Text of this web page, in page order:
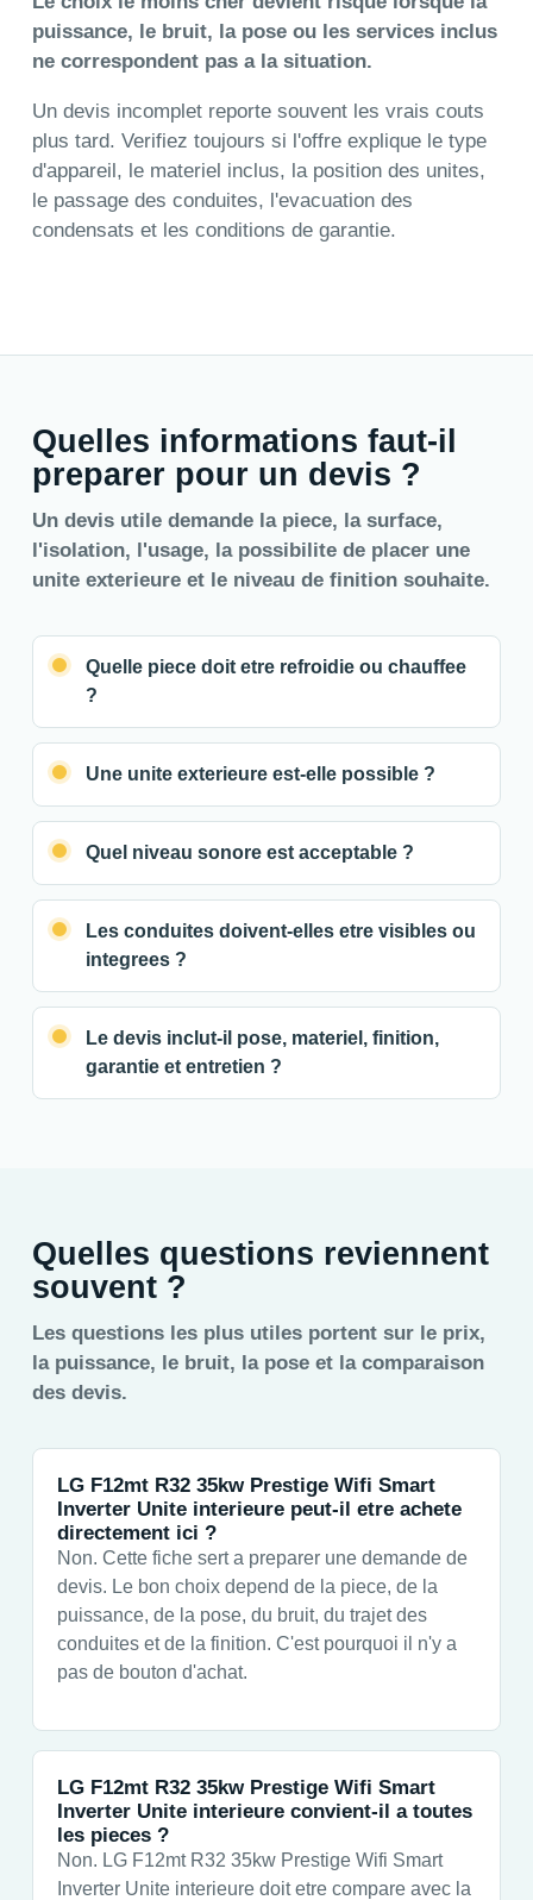
puissance, le bruit, la pose ou les services inclus
ne correspondent pas a la situation.
Un devis incomplet reporte souvent les vrais couts
plus tard. Verifiez toujours si l'offre explique le type
d'appareil, le materiel inclus, la position des unites,
le passage des conduites, l'evacuation des
condensats et les conditions de garantie.
Quelles informations faut-il
preparer pour un devis ?
Un devis utile demande la piece, la surface,
l'isolation, l'usage, la possibilite de placer une
unite exterieure et le niveau de finition souhaite.
Quelle piece doit etre refroidie ou chauffee
?
Une unite exterieure est-elle possible ?
Quel niveau sonore est acceptable ?
Les conduites doivent-elles etre visibles ou
integrees ?
Le devis inclut-il pose, materiel, finition,
garantie et entretien ?
Quelles questions reviennent
souvent ?
Les questions les plus utiles portent sur le prix,
la puissance, le bruit, la pose et la comparaison
des devis.
LG F12mt R32 35kw Prestige Wifi Smart
Inverter Unite interieure peut-il etre achete
directement ici ?
Non. Cette fiche sert a preparer une demande de
devis. Le bon choix depend de la piece, de la
puissance, de la pose, du bruit, du trajet des
conduites et de la finition. C'est pourquoi il n'y a
pas de bouton d'achat.
LG F12mt R32 35kw Prestige Wifi Smart
Inverter Unite interieure convient-il a toutes
les pieces ?
Non. LG F12mt R32 35kw Prestige Wifi Smart
Inverter Unite interieure doit etre compare avec la